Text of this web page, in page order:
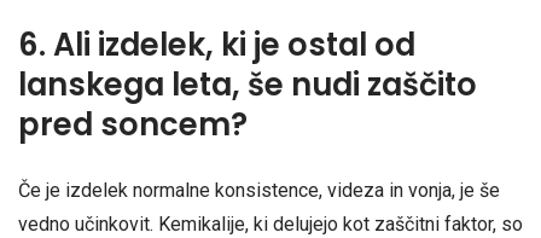
6. Ali izdelek, ki je ostal od
lanskega leta, še nudi zaščito
pred soncem?
Če je izdelek normalne konsistence, videza in vonja, je še
vedno učinkovit. Kemikalije, ki delujejo kot zaščitni faktor, so